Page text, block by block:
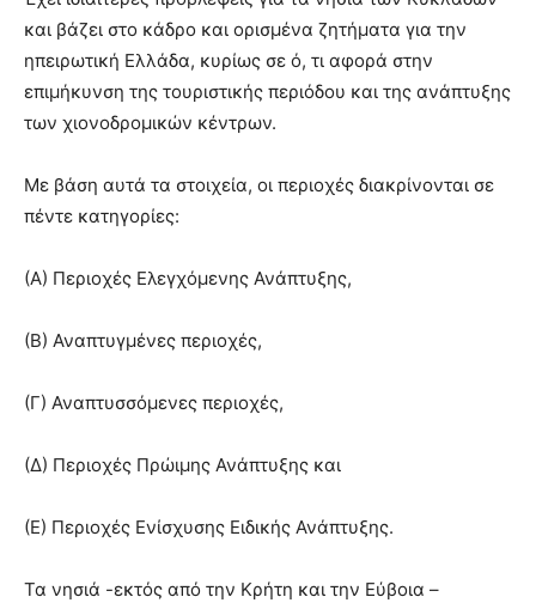
και βάζει στο κάδρο και ορισμένα ζητήματα για την
ηπειρωτική Ελλάδα, κυρίως σε ό, τι αφορά στην
επιμήκυνση της τουριστικής περιόδου και της ανάπτυξης
των χιονοδρομικών κέντρων.
Με βάση αυτά τα στοιχεία, οι περιοχές διακρίνονται σε
πέντε κατηγορίες:
(Α) Περιοχές Ελεγχόμενης Ανάπτυξης,
(Β) Αναπτυγμένες περιοχές,
(Γ) Αναπτυσσόμενες περιοχές,
(Δ) Περιοχές Πρώιμης Ανάπτυξης και
(Ε) Περιοχές Ενίσχυσης Ειδικής Ανάπτυξης.
Τα νησιά -εκτός από την Κρήτη και την Εύβοια –